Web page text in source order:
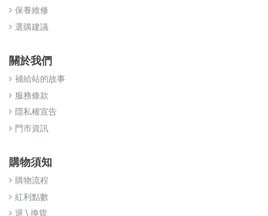
保養維修
選購建議
關於我們
補給站的故事
服務條款
隱私權宣告
門市資訊
購物須知
購物流程
紅利點數
退 \ 換貨